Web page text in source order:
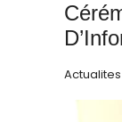
Actualites